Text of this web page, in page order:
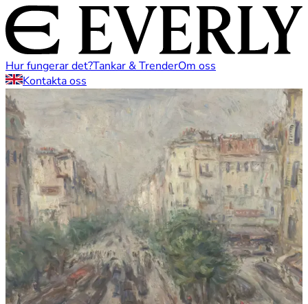
Hur fungerar det?Tankar & TrenderOm oss
Kontakta oss